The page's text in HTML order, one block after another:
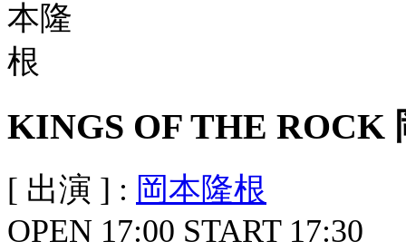
KINGS OF THE ROCK
[ 出演 ] : 岡本隆根
OPEN 17:00 START 17:30